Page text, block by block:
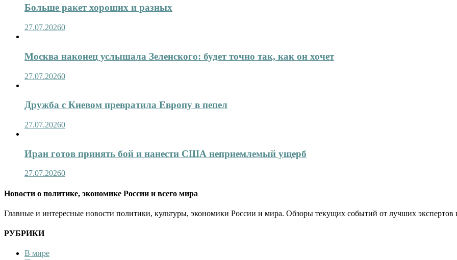
Больше ракет хороших и разных
27.07.20260
Москва наконец услышала Зеленского: будет точно так, как он хочет
27.07.20260
Дружба с Киевом превратила Европу в пепел
27.07.20260
Иран готов принять бой и нанести США неприемлемый ущерб
27.07.20260
Новости о политике, экономике России и всего мира
Главные и интересные новости политики, культуры, экономики России и мира. Обзоры текущих событий от лучших экспертов
РУБРИКИ
В мире